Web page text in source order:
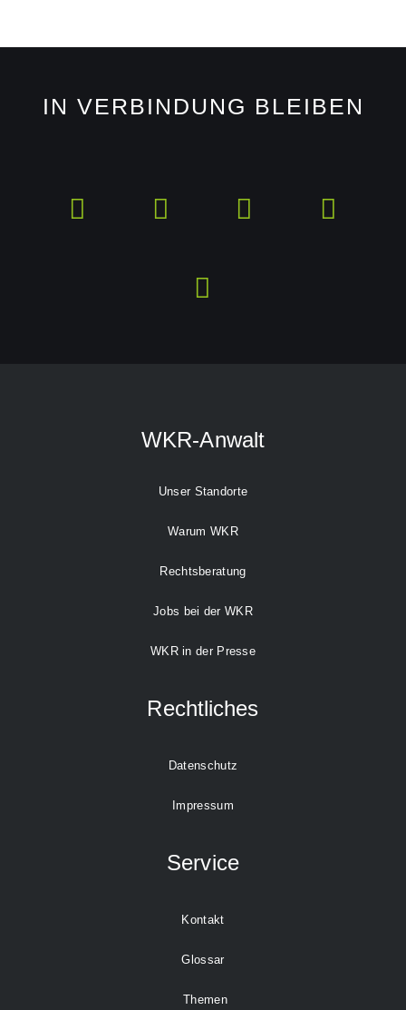
IN VERBINDUNG BLEIBEN
WKR-Anwalt
Unser Standorte
Warum WKR
Rechtsberatung
Jobs bei der WKR
WKR in der Presse
Rechtliches
Datenschutz
Impressum
Service
Kontakt
Glossar
Themen